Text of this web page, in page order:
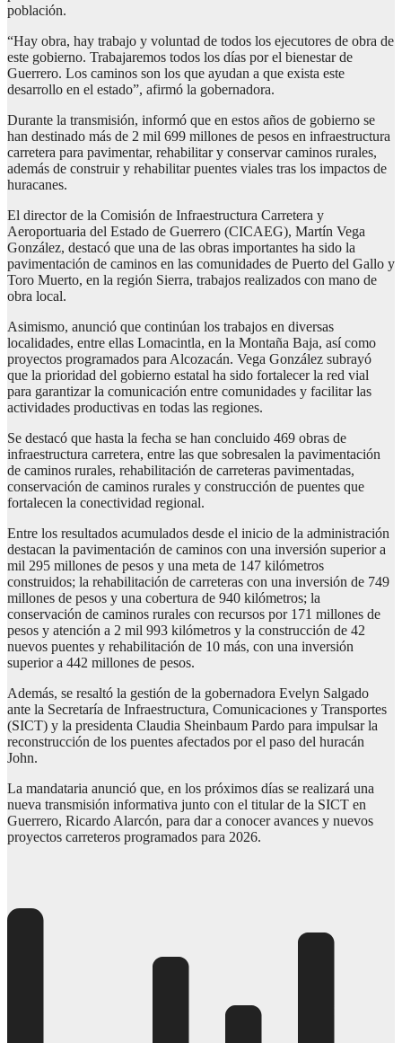
población.
“Hay obra, hay trabajo y voluntad de todos los ejecutores de obra de
este gobierno. Trabajaremos todos los días por el bienestar de
Guerrero. Los caminos son los que ayudan a que exista este
desarrollo en el estado”, afirmó la gobernadora.
Durante la transmisión, informó que en estos años de gobierno se
han destinado más de 2 mil 699 millones de pesos en infraestructura
carretera para pavimentar, rehabilitar y conservar caminos rurales,
además de construir y rehabilitar puentes viales tras los impactos de
huracanes.
El director de la Comisión de Infraestructura Carretera y
Aeroportuaria del Estado de Guerrero (CICAEG), Martín Vega
González, destacó que una de las obras importantes ha sido la
pavimentación de caminos en las comunidades de Puerto del Gallo y
Toro Muerto, en la región Sierra, trabajos realizados con mano de
obra local.
Asimismo, anunció que continúan los trabajos en diversas
localidades, entre ellas Lomacintla, en la Montaña Baja, así como
proyectos programados para Alcozacán. Vega González subrayó
que la prioridad del gobierno estatal ha sido fortalecer la red vial
para garantizar la comunicación entre comunidades y facilitar las
actividades productivas en todas las regiones.
Se destacó que hasta la fecha se han concluido 469 obras de
infraestructura carretera, entre las que sobresalen la pavimentación
de caminos rurales, rehabilitación de carreteras pavimentadas,
conservación de caminos rurales y construcción de puentes que
fortalecen la conectividad regional.
Entre los resultados acumulados desde el inicio de la administración
destacan la pavimentación de caminos con una inversión superior a
mil 295 millones de pesos y una meta de 147 kilómetros
construidos; la rehabilitación de carreteras con una inversión de 749
millones de pesos y una cobertura de 940 kilómetros; la
conservación de caminos rurales con recursos por 171 millones de
pesos y atención a 2 mil 993 kilómetros y la construcción de 42
nuevos puentes y rehabilitación de 10 más, con una inversión
superior a 442 millones de pesos.
Además, se resaltó la gestión de la gobernadora Evelyn Salgado
ante la Secretaría de Infraestructura, Comunicaciones y Transportes
(SICT) y la presidenta Claudia Sheinbaum Pardo para impulsar la
reconstrucción de los puentes afectados por el paso del huracán
John.
La mandataria anunció que, en los próximos días se realizará una
nueva transmisión informativa junto con el titular de la SICT en
Guerrero, Ricardo Alarcón, para dar a conocer avances y nuevos
proyectos carreteros programados para 2026.